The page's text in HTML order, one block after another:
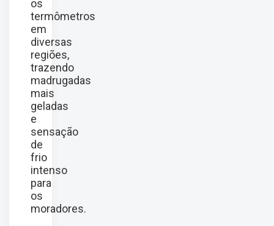
os
termômetros
em
diversas
regiões,
trazendo
madrugadas
mais
geladas
e
sensação
de
frio
intenso
para
os
moradores.